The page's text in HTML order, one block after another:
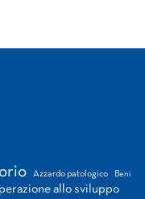
Azzardo patologico Beni
allo sviluppo